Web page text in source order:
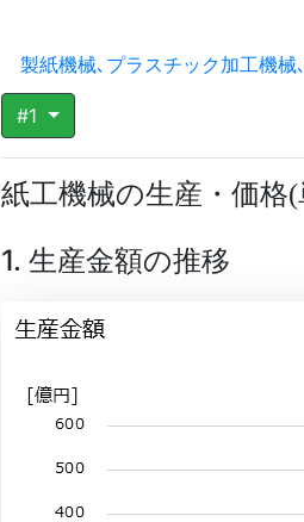
製紙機械､プラスチック加工機
#1
紙工機械の生産・価格(
1. 生産金額の推移